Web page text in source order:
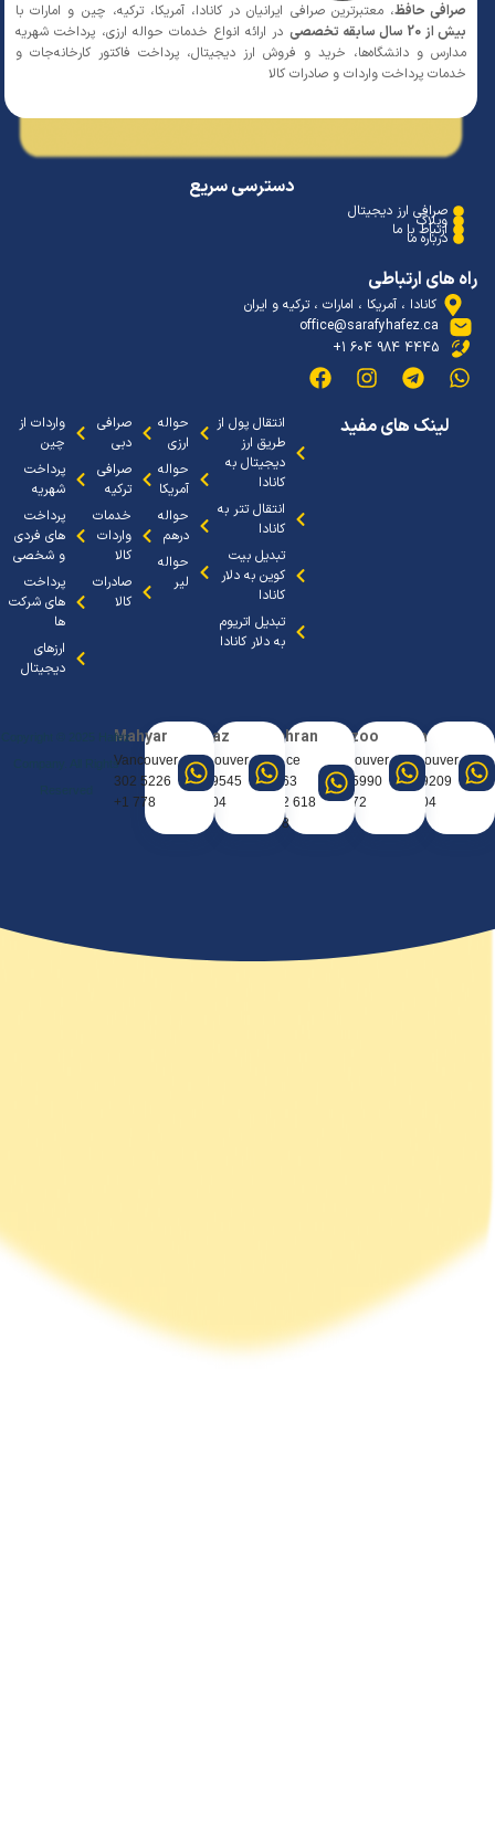
حافظ، معتبرترین صرافی ایرانیان در کانادا، آمریکا، ترکیه، چین و امارات با
سال سابقه تخصصی
در ارائه انواع خدمات حواله ارزی، پرداخت شهریه
و دانشگاه‌ها، خرید و فروش ارز دیجیتال، پرداخت فاکتور کارخانه‌جات و
پرداخت واردات و صادرات کالا
دسترسی سریع
صرافی ارز دیجیتال
وبلاگ
ارتباط با ما
درباره ما
های ارتباطی
کانادا ، آمریکا ، امارات ، ترکیه و ایران
office@sarafyhafez.ca
4445 984 604 1+
لینک های مفید
انتقال پول از
طریق ارز
دیجیتال به
انتقال تتر به
کانادا
تبدیل بیت
کوین به دلار
تبدیل اتریوم
به دلار کانادا
حواله
ارزی
حواله
آمریکا
حواله
درهم
حواله
لیر
صرافی
دبی
صرافی
ترکیه
خدمات
واردات
کالا
صادرات
واردات از
چین
پرداخت
شهریه
پرداخت
های فردی
و شخصی
پرداخت
های شرکت
ارزهای
دیجیتال
9209 388
Arezoo
Vancouver
5990 667
Tehran
0963
618 912
Sanaz
Vancouver
9545 404
Mahyar
Vancouver
5226 302
Copyright © 2025 Hafez
Company. All Rights
Reserved